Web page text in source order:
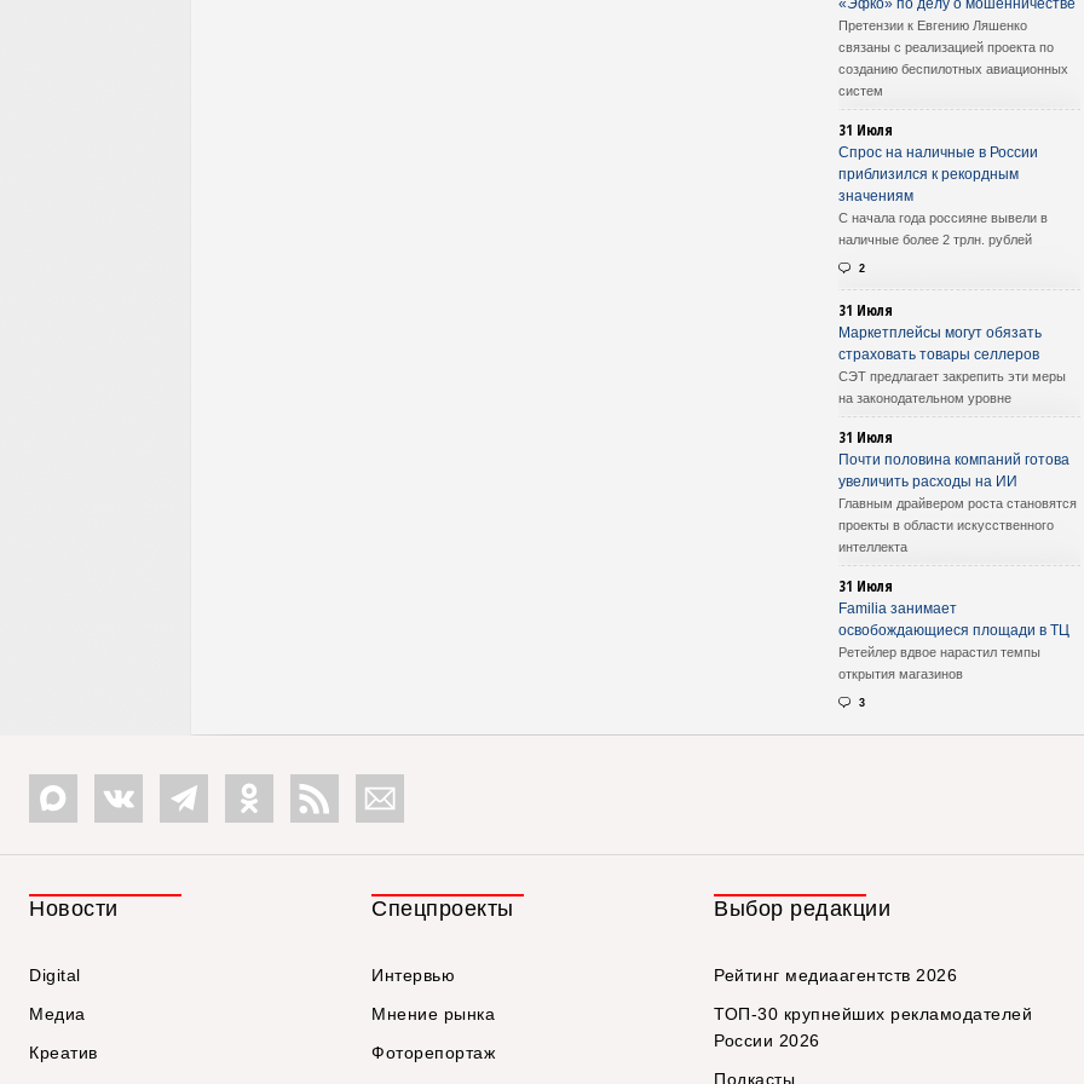
«Эфко» по делу о мошенничестве
Претензии к Евгению Ляшенко
связаны с реализацией проекта по
созданию беспилотных авиационных
систем
31 Июля
Спрос на наличные в России
приблизился к рекордным
значениям
С начала года россияне вывели в
наличные более 2 трлн. рублей
2
31 Июля
Маркетплейсы могут обязать
страховать товары селлеров
СЭТ предлагает закрепить эти меры
на законодательном уровне
31 Июля
Почти половина компаний готова
увеличить расходы на ИИ
Главным драйвером роста становятся
проекты в области искусственного
интеллекта
31 Июля
Familia занимает
освобождающиеся площади в ТЦ
Ретейлер вдвое нарастил темпы
открытия магазинов
3
Новости
Digital
Медиа
Креатив
Спецпроекты
Интервью
Мнение рынка
Фоторепортаж
Выбор редакции
Рейтинг медиаагентств 2026
ТОП-30 крупнейших рекламодателей
России 2026
Подкасты